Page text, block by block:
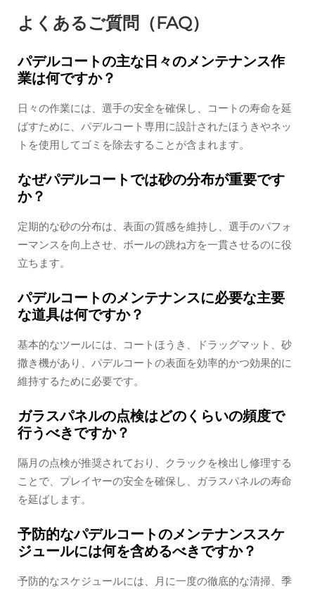
よくあるご質問（FAQ）
パデルコートの主な日々のメンテナンス作
業は何ですか？
日々の作業には、選手の安全を確保し、コートの寿命を延
ばすために、パデルコート専用に設計されたほうきやネッ
トを使用してゴミを除去することが含まれます。
なぜパデルコートでは砂の分布が重要です
か？
定期的な砂の分布は、表面の質感を維持し、選手のパフォ
ーマンスを向上させ、ボールの跳ね方を一貫させるのに役
立ちます。
パデルコートのメンテナンスに必要な主要
な道具は何ですか？
基本的なツールには、コートほうき、ドラッグマット、砂
撒き機があり、パデルコートの表面を効率的かつ効果的に
維持するために必要です。
ガラスパネルの点検はどのくらいの頻度で
行うべきですか？
隔月の点検が推奨されており、クラックを検出し修理する
ことで、プレイヤーの安全を確保し、ガラスパネルの寿命
を延ばします。
予防的なパデルコートのメンテナンススケ
ジュールには何を含めるべきですか？
予防的なスケジュールには、月に一度の徹底的な清掃、季